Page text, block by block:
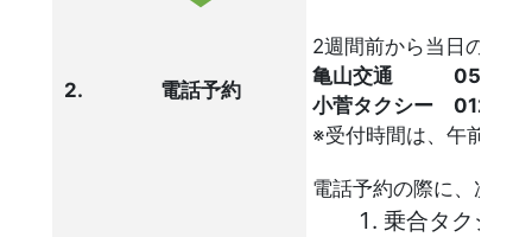
2. 電話予約
2週間前から当日の1時
亀山交通 0595-
小菅タクシー 0120-
※受付時間は、午前9時
電話予約の際に、次の
乗合タクシー